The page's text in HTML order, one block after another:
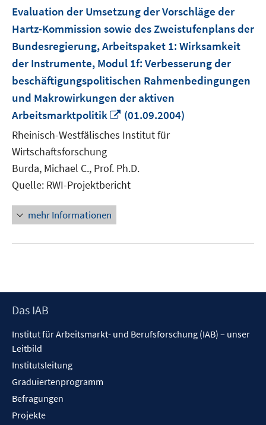
Evaluation der Umsetzung der Vorschläge der
Hartz-Kommission sowie des Zweistufenplans der
Bundesregierung, Arbeitspaket 1: Wirksamkeit
der Instrumente, Modul 1f: Verbesserung der
beschäftigungspolitischen Rahmenbedingungen
und Makrowirkungen der aktiven
Arbeitsmarktpolitik
In
neuem
Fenster
(01.09.2004)
Rheinisch-Westfälisches Institut für
Wirtschaftsforschung
Burda, Michael C., Prof. Ph.D.
Quelle: RWI-Projektbericht
mehr Informationen
Footer
Das IAB
Institut für Arbeitsmarkt- und Berufsforschung (IAB) – unser
Leitbild
Institutsleitung
Graduiertenprogramm
Befragungen
Projekte